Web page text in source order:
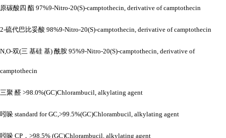
原碳酸四 酯 97%9-Nitro-20(S)-camptothecin, derivative of camptothecin
2-硫代巴比妥酸 98%9-Nitro-20(S)-camptothecin, derivative of camptothecin
N,O-双(三 基硅 基) 酰胺 95%9-Nitro-20(S)-camptothecin, derivative of
camptothecin
三聚 醛 >98.0%(GC)Chlorambucil, alkylating agent
吲哚 standard for GC,>99.5%(GC)Chlorambucil, alkylating agent
吲哚 CP，>98.5% (GC)Chlorambucil, alkylating agent